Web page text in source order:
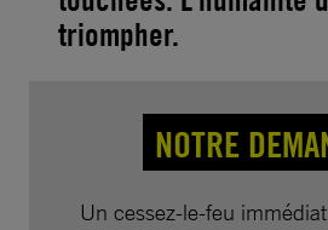
triompher.
NOTRE
Un cessez-le-feu